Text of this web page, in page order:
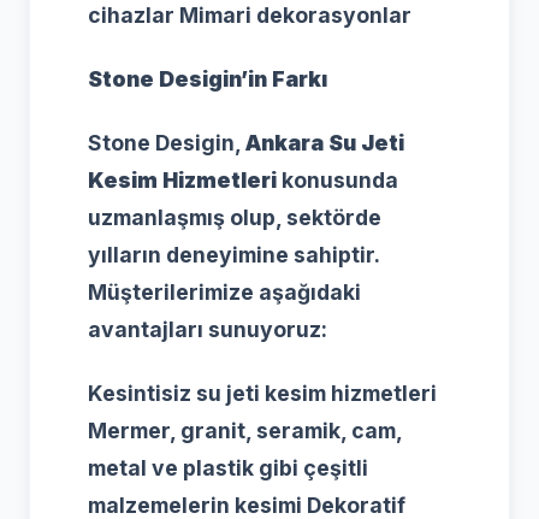
cihazlar Mimari dekorasyonlar
Stone Desigin’in Farkı
Stone Desigin, Ankara Su Jeti
Kesim Hizmetleri konusunda
uzmanlaşmış olup, sektörde
yılların deneyimine sahiptir.
Müşterilerimize aşağıdaki
avantajları sunuyoruz:
Kesintisiz su jeti kesim hizmetleri
Mermer, granit, seramik, cam,
metal ve plastik gibi çeşitli
malzemelerin kesimi Dekoratif